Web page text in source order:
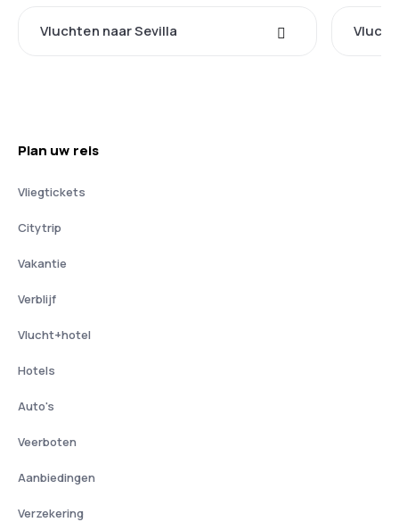
Vluchten naar Sevilla
Plan uw reis
Vliegtickets
Citytrip
Vakantie
Verblijf
Vlucht+hotel
Hotels
Auto's
Veerboten
Aanbiedingen
Verzekering